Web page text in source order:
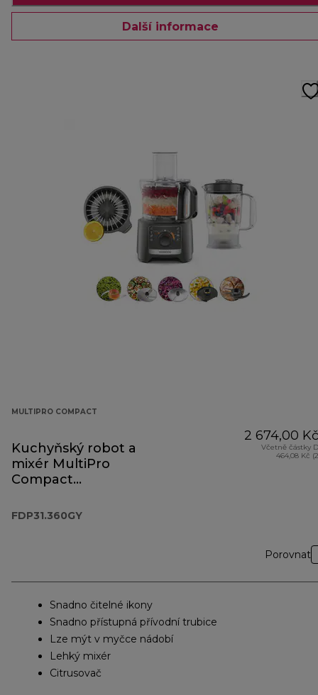
Další informace
MULTIPRO COMPACT
Kuchyňský robot a
mixér MultiPro
Compact
FDP31.360GY
2 674,00 Kč
Včetně částky
464,08 Kč
Porovnat
Snadno čitelné ikony
Snadno přístupná přívodní trubice
Lze mýt v myčce nádobí
Lehký mixér
Citrusovač